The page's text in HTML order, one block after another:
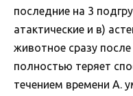
последние на 3
атактические и в)
животное сразу
полностью теряет
течением времени А.